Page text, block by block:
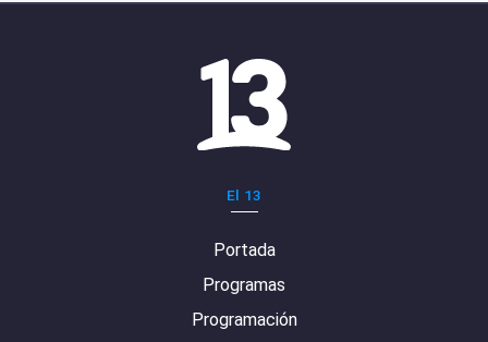
El 13
Portada
Programas
Programación